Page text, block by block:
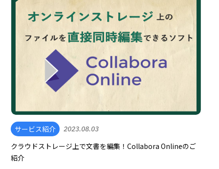
サービス紹介 2023.08.03
クラウドストレージ上で文書を編集！Collabora Onlineのご
紹介